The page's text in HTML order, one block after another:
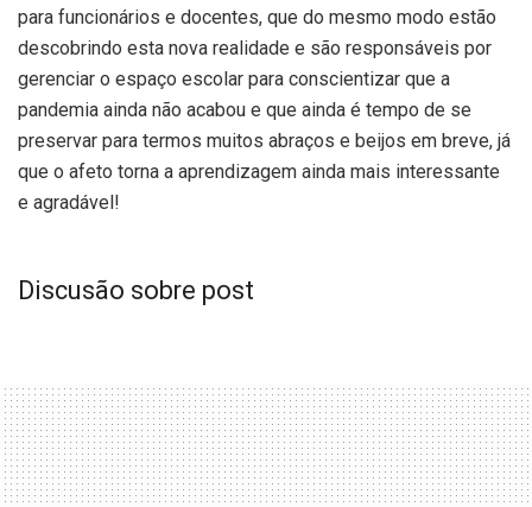
para funcionários e docentes, que do mesmo modo estão
descobrindo esta nova realidade e são responsáveis por
gerenciar o espaço escolar para conscientizar que a
pandemia ainda não acabou e que ainda é tempo de se
preservar para termos muitos abraços e beijos em breve, já
que o afeto torna a aprendizagem ainda mais interessante
e agradável!
Discusão sobre post